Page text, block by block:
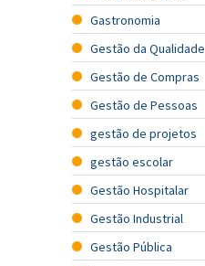
Gastronomia
Gestão da Qualidade
Gestão de Compras
Gestão de Pessoas
gestão de projetos
gestão escolar
Gestão Hospitalar
Gestão Industrial
Gestão Pública